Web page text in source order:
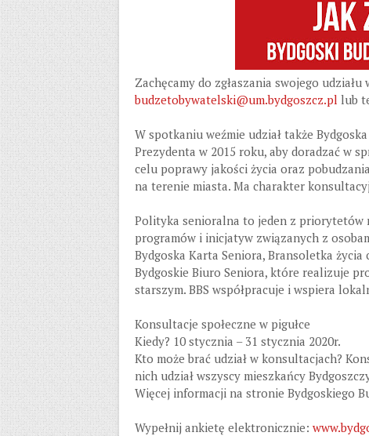
Zachęcamy do zgłaszania swojego
budzetobywatelski@um.bydgoszcz.pl lub
W spotkaniu weźmie udział także
Prezydenta w 2015 roku, aby doradzać w
celu poprawy jakości życia oraz
na terenie miasta. Ma charakter
Polityka senioralna to jeden z priorytetów
programów i inicjatyw związanych z
Bydgoska Karta Seniora, Bransoletka życia
Bydgoskie Biuro Seniora, które realizuje
starszym. BBS współpracuje i wspiera
Konsultacje społeczne w pigułce
Kiedy? 10 stycznia – 31 stycznia 2020r.
Kto może brać udział w konsultacjach?
nich udział wszyscy mieszkańcy
Więcej informacji na stronie Bydgoskiego
Wypełnij ankietę elektronicznie: